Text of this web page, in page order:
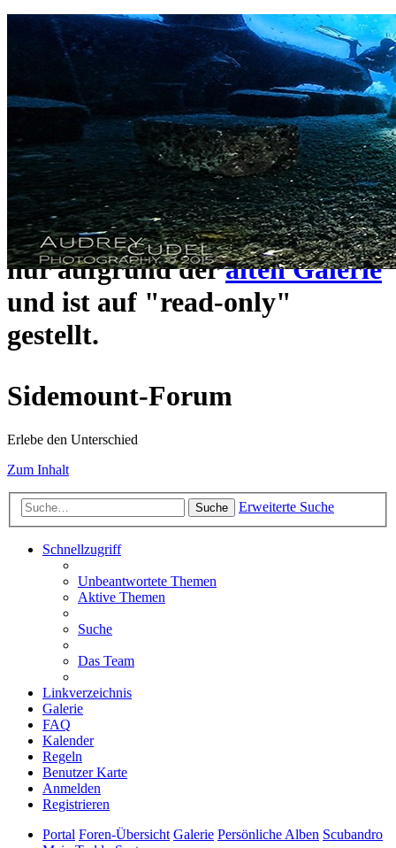
Das Sidemount-Forum ist auf
ein neues Forensystem
umgezogen und wie gewohnt
unterhttps://www.sidemount-
forum.comerreichbar.
Das alte Forum hier existiert
nur aufgrund deralten Galerie
und ist auf "read-only"
gestellt.
Sidemount-Forum
Erlebe den Unterschied
Zum Inhalt
Suche Erweiterte Suche
Schnellzugriff
Unbeantwortete Themen
Aktive Themen
Suche
Das Team
Linkverzeichnis
Galerie
FAQ
Kalender
Regeln
Benutzer Karte
Anmelden
Registrieren
Portal Foren-Übersicht Galerie Persönliche Alben Scubandro